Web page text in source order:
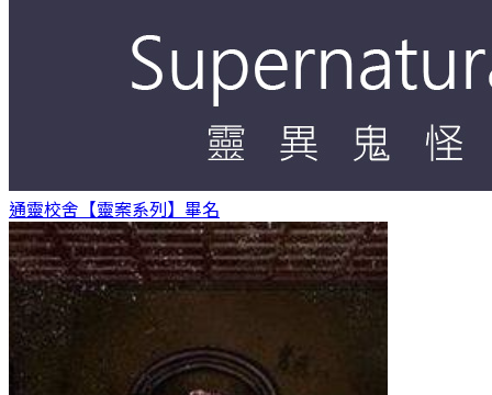
通靈校舍【靈案系列】 畢名